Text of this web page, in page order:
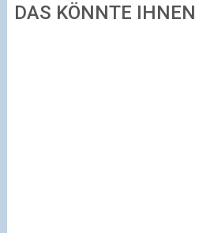
DAS KÖNNTE IHNEN